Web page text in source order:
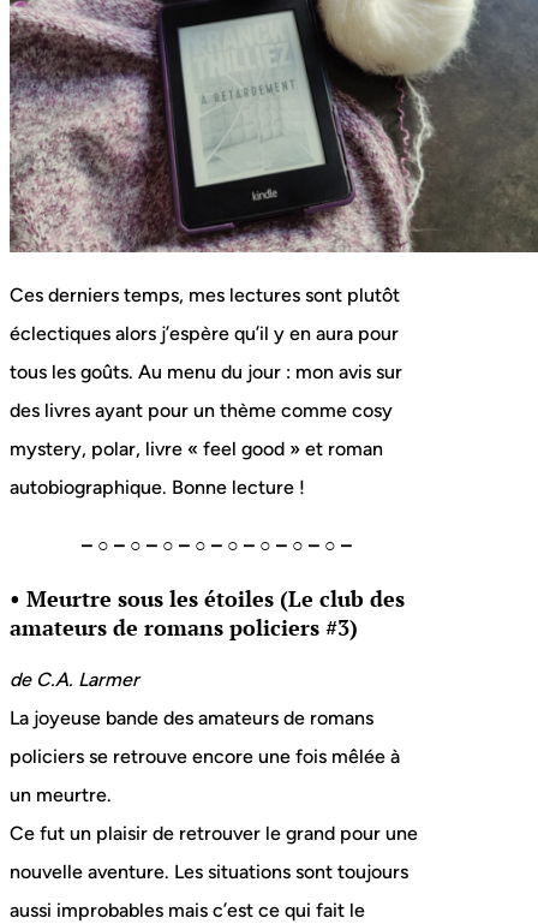
Ces derniers temps, mes lectures sont plutôt
éclectiques alors j’espère qu’il y en aura pour
tous les goûts. Au menu du jour : mon avis sur
des livres ayant pour un thème comme cosy
mystery, polar, livre « feel good » et roman
autobiographique. Bonne lecture !
– ○ – ○ – ○ – ○ – ○ – ○ – ○ – ○ –
• Meurtre sous les étoiles (Le club des
amateurs de romans policiers #3)
de C.A. Larmer
La joyeuse bande des amateurs de romans
policiers se retrouve encore une fois mêlée à
un meurtre.
Ce fut un plaisir de retrouver le grand pour une
nouvelle aventure. Les situations sont toujours
aussi improbables mais c’est ce qui fait le